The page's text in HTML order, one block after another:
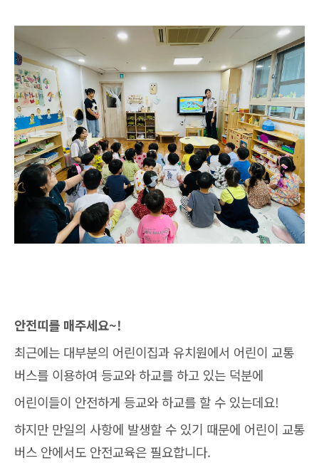
안전띠를 매주세요~!
최근에는 대부분의 어린이집과 유치원에서 어린이 교통
버스를 이용하여 등교와 하교를 하고 있는 덕분에
어린이들이 안전하게 등교와 하교를 할 수 있는데요!
하지만 만일의 사항에 발생할 수 있기 때문에 어린이 교통
버스 안에서도 안전교육은 필요합니다.